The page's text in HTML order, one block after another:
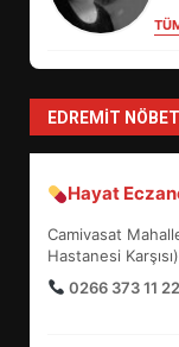
EDREMIT
Hayat
Camivasat
Hastanesi Karşısı)
0266 373 11 22
4
5